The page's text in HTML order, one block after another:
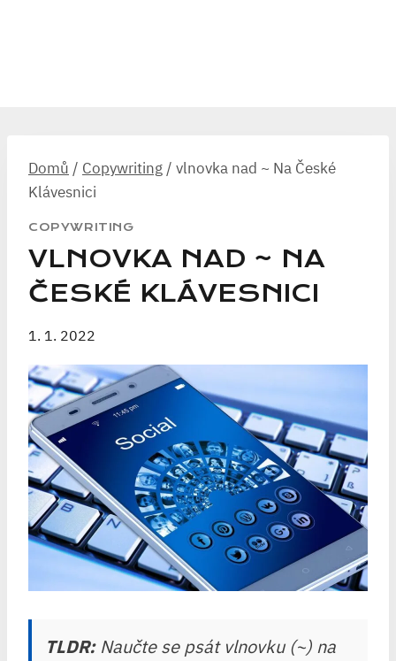
Domů / Copywriting / vlnovka nad ~ Na České
Klávesnici
COPYWRITING
VLNOVKA NAD ~ NA
ČESKÉ KLÁVESNICI
1. 1. 2022
TLDR:Naučte se psát vlnovku (~) na